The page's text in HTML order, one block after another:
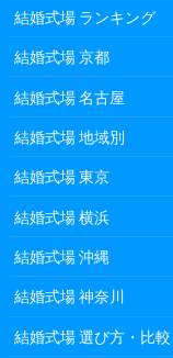
結婚式場 ランキング
結婚式場 京都
結婚式場 名古屋
結婚式場 地域別
結婚式場 東京
結婚式場 横浜
結婚式場 沖縄
結婚式場 神奈川
結婚式場 選び方・比較